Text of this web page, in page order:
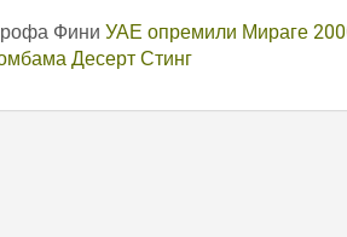
Фини УАЕ опремили Мираге
Десерт Стинг